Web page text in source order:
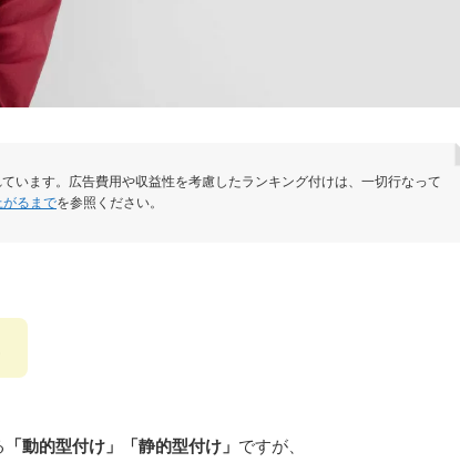
います。広告費用や収益性を考慮したランキング付けは、一切行なって
るまでを参照ください。
「動的型付け」「静的型付け」 ですが、